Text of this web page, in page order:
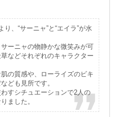
、“サーニャ”と“エイラ”が水
ーニャの物静かな微笑みが可
などそれぞれのキャラクター
の質感や、ローライズのビキ
ども見所です。
すシチュエーションで2人の
ました。